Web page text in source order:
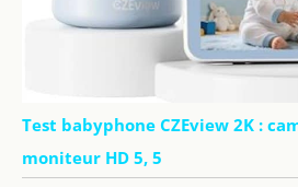
Test babyphone CZEview 2K :
moniteur HD 5, 5